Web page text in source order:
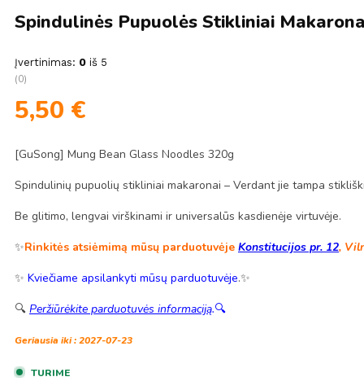
Spindulinės Pupuolės Stikliniai
Įvertinimas: 0 iš 5
(0)
5,50 €
[GuSong] Mung Bean Glass Noodles 320g
Spindulinių pupuolių stikliniai makaronai – Verdant jie tampa
Be glitimo, lengvai virškinami ir universalūs kasdienėje virtuvėje.
✨Rinkitės atsiėmimą mūsų parduotuvėje Konstitucijos pr. 12,
✨ Kviečiame apsilankyti mūsų parduotuvėje.✨
🔍 Peržiūrėkite parduotuvės informaciją.🔍
Geriausia iki : 2027-07-23
TURIME